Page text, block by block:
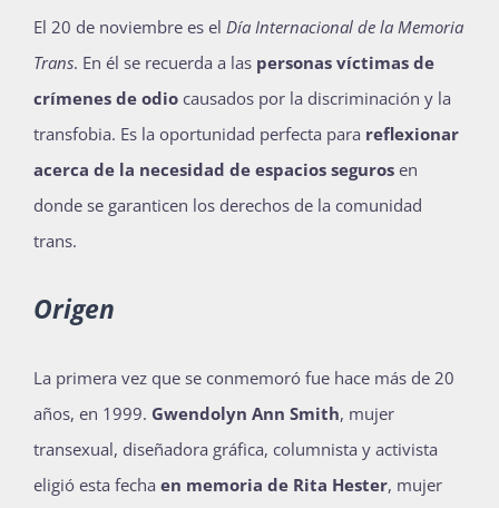
Recursos
Súmate
Bienvenida generación 2027-1
El 20 de noviembre es el Día Internacional de la Memoria
Trans. En él se recuerda a las personas víctimas de
crímenes de odio causados por la discriminación y la
transfobia. Es la oportunidad perfecta para reflexionar
acerca de la necesidad de espacios seguros en
donde se garanticen los derechos de la comunidad
trans.
Origen
La primera vez que se conmemoró fue hace más de 20
años, en 1999. Gwendolyn Ann Smith, mujer
transexual, diseñadora gráfica, columnista y activista
eligió esta fecha en memoria de Rita Hester, mujer